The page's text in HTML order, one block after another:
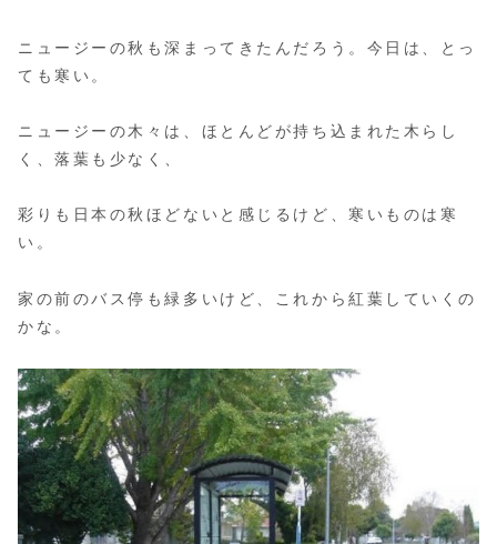
ニュージーの秋も深まってきたんだろう。今日は、とっ
ても寒い。
ニュージーの木々は、ほとんどが持ち込まれた木らし
く、落葉も少なく、
彩りも日本の秋ほどないと感じるけど、寒いものは寒
い。
家の前のバス停も緑多いけど、これから紅葉していくの
かな。